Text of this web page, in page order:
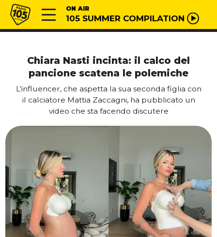
Vai al contenuto
Radio 105 ON AIR
105 SUMMER COMPILATION
Chiara Nasti incinta: il calco del
pancione scatena le polemiche
L’influencer, che aspetta la sua seconda figlia con
il calciatore Mattia Zaccagni, ha pubblicato un
video che sta facendo discutere